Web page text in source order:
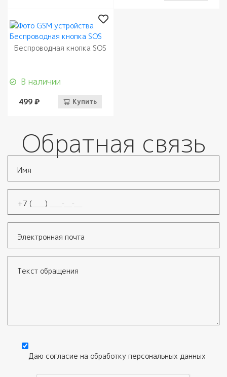
Беспроводная кнопка SOS
В наличии
499 ₽ Купить
Обратная связь
Даю согласие на обработку персональных данных